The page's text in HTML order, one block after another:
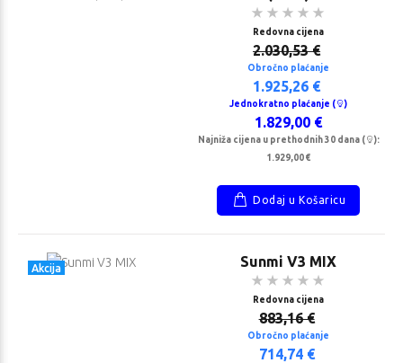
Redovna cijena
2.030,53 €
Obročno plaćanje
1.925,26 €
Jednokratno plaćanje ( )
1.829,00 €
Najniža cijena u prethodnih 30 dana (
):
1.929,00 €
Dodaj u Košaricu
Akcija Sunmi V3 MIX
Redovna cijena
883,16 €
Obročno plaćanje
714,74 €